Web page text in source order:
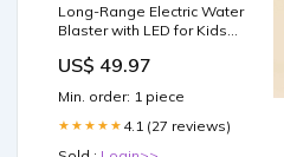
Long-Range Electric Water
Blaster with LED for Kids
US$ 49.97
Min. order: 1 piece
★★★★★ 4.1 (27 reviews)